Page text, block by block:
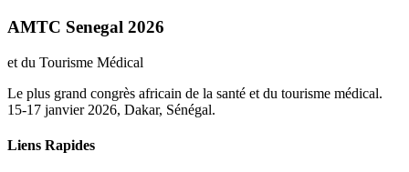
AMTC Senegal 2026
et du Tourisme Médical
Le plus grand congrès africain de la santé et du tourisme médical.
15-17 janvier 2026, Dakar, Sénégal.
Liens Rapides